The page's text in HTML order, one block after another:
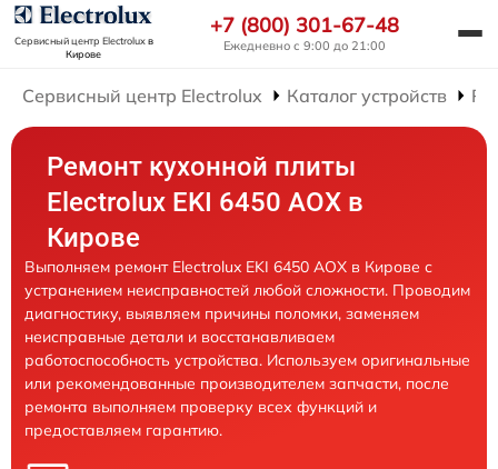
Сервисный центр Electroluxв
Кирове
+7 (800) 301-67-48
Ежедневно с 9:00 до 21:00
Сервисный центр Electrolux Каталог устройств
Ремонт кухонной плиты
Electrolux EKI 6450 AOX в
Кирове
Выполняем ремонт Electrolux EKI 6450 AOX в Кирове с
устранением неисправностей любой сложности. Проводим
диагностику, выявляем причины поломки, заменяем
неисправные детали и восстанавливаем
работоспособность устройства. Используем оригинальные
или рекомендованные производителем запчасти, после
ремонта выполняем проверку всех функций и
предоставляем гарантию.